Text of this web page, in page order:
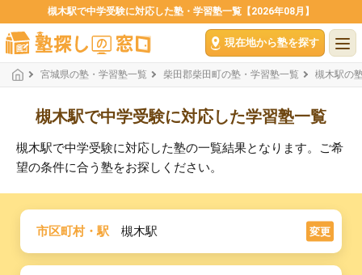
槻木駅で中学受験に対応した塾・学習塾一覧【2026年08月】
現在地から塾を探す
宮城県の塾・学習塾一覧 柴田郡柴田町の塾・学習塾一覧 槻木駅の
槻木駅で中学受験に対応した学習塾一覧
槻木駅で中学受験に対応した塾の一覧結果となります。ご希
望の条件に合う塾をお探しください。
市区町村・駅 槻木駅 変更